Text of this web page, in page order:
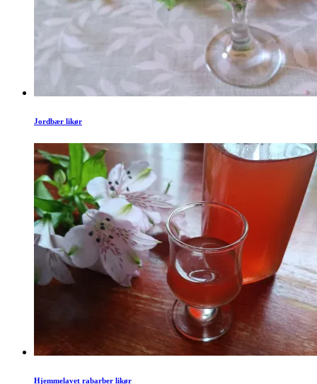
Jordbær likør
Hjemmelavet rabarber likør